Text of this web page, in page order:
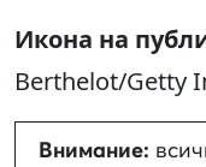
Икона на
Berthelot/Getty
Внимание: